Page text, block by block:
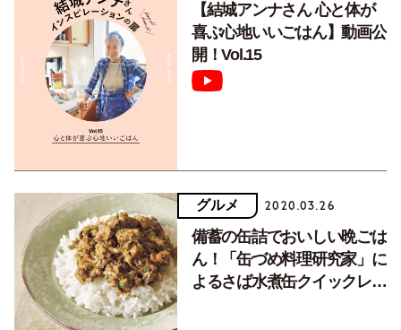
【結城アンナさん 心と体が
喜ぶ心地いいごはん】動画公
開！Vol.15
グルメ 2020.03.26
備蓄の缶詰でおいしい晩ごは
ん！「缶づめ料理研究家」に
よるさば水煮缶クイックレシ